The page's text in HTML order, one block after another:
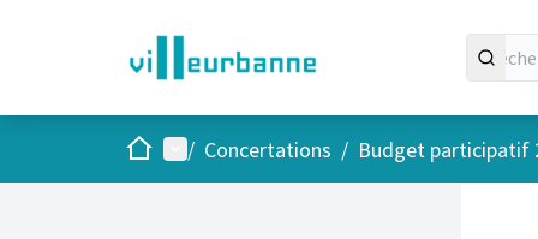
AccueilMenu principal
/ Concertations / Budget participatif